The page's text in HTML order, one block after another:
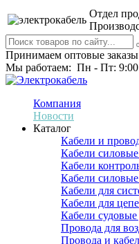
Отдел
Принимаем оптовые заказы
Мы работаем: Пн - Пт: 9:00
Компания
Новости
Каталог
Кабели и
Кабели
Кабели
Кабели
Кабели для
Кабели для
Кабели
Провода для
Провода и